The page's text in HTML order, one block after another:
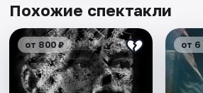
Похожие спектакли
от 800 ₽ от 6